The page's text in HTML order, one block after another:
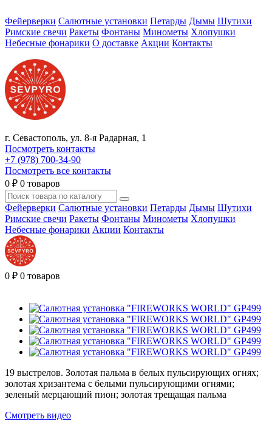
Фейерверки Салютные установки Петарды Дымы Шутихи
Римские свечи Ракеты Фонтаны Минометы Хлопушки
Небесные фонарики О доставке Акции Контакты
г. Севастополь, ул. 8-я Радарная, 1
Посмотреть контакты
+7 (978) 700-34-90
Посмотреть все контакты
0 ₽ 0 товаров
Фейерверки Салютные установки Петарды Дымы Шутихи
Римские свечи Ракеты Фонтаны Минометы Хлопушки
Небесные фонарики Акции Контакты
0 ₽ 0 товаров
19 выстрелов. Золотая пальма в белых пульсирующих огнях;
золотая хризантема с белыми пульсирующими огнями;
зеленый мерцающий пион; золотая трещащая пальма
Смотреть видео